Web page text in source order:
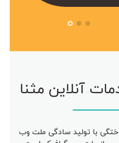
آنلاین مثنا
با تولید سادگی ملت وب